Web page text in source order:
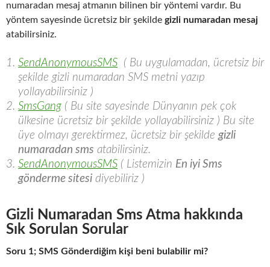
numaradan mesaj atmanın bilinen bir yöntemi vardır. Bu
yöntem sayesinde ücretsiz bir şekilde gizli numaradan mesaj
atabilirsiniz.
SendAnonymousSMS ( Bu uygulamadan, ücretsiz bir
şekilde gizli numaradan SMS metni yazıp
yollayabilirsiniz )
SmsGang ( Bu site sayesinde Dünyanın pek çok
ülkesine ücretsiz bir şekilde yollayabilirsiniz ) Bu site
üye olmayı gerektirmez, ücretsiz bir şekilde gizli
numaradan sms atabilirsiniz.
SendAnonymousSMS ( Listemizin En iyi Sms
gönderme sitesi diyebiliriz )
Gizli Numaradan Sms Atma hakkında
Sık Sorulan Sorular
Soru 1; SMS Gönderdiğim kişi beni bulabilir mi?